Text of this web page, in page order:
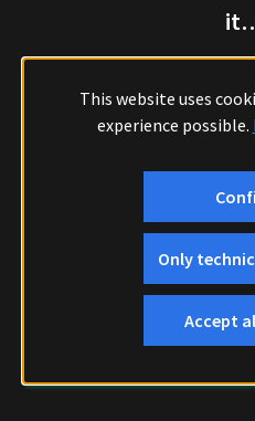
This website uses
experience possible.
Only
Accept